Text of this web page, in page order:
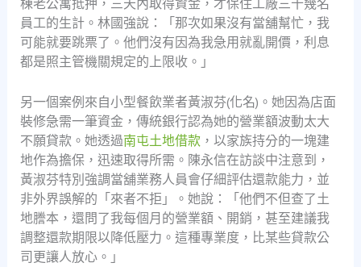
棟老公寓抵押，三天內取得資金，才保住工廠三十幾名
員工的生計。林國強說：「那次如果沒有當舖幫忙，我
可能就要跳票了。他們沒有因為我急用就亂開價，利息
都是照主管機關規定的上限收。」
另一個案例來自小型餐飲業者黃淑芬(化名)。她因為店面
裝修急需一筆資金，傳統銀行認為她的營業額波動太大
不願貸款。她透過南屯土地借款，以家族持分的一塊建
地作為擔保，迅速取得所需。陳永信在訪談中注意到，
黃淑芬特別強調當舖業務人員會仔細評估還款能力，並
非外界誤解的「來者不拒」。她說：「他們不但查了土
地謄本，還問了我每個月的營業額、開銷，甚至建議我
調整還款期限以降低壓力。這種專業度，比某些貸款公
司更讓人放心。」